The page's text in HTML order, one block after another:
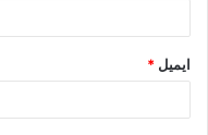
ایمیل *